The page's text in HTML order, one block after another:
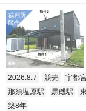
2026.8.7 競売 宇都
那須塩原駅
黒磯駅
築8年